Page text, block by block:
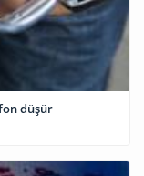
düşür